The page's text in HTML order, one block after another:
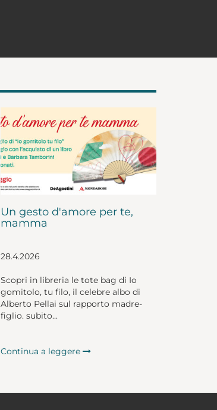
Un gesto d'amore per te,
mamma
28.4.2026
Scopri in libreria le tote bag di Io
gomitolo, tu filo, il celebre albo di
Alberto Pellai sul rapporto madre-
figlio. subito...
Continua a leggere